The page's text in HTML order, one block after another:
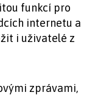
funkcí pro
internetu a
i uživatelé z
zprávami,